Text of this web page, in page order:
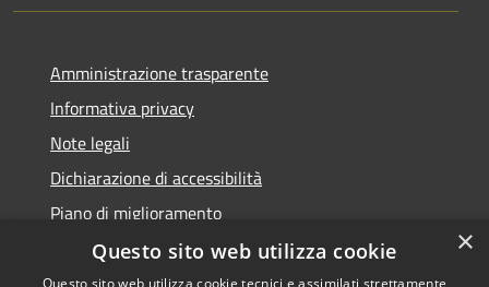
Amministrazione trasparente
Informativa privacy
Note legali
Dichiarazione di accessibilità
Piano di miglioramento
×
Questo sito web utilizza cookie
Questo sito web utilizza cookie tecnici e assimilati strettamente